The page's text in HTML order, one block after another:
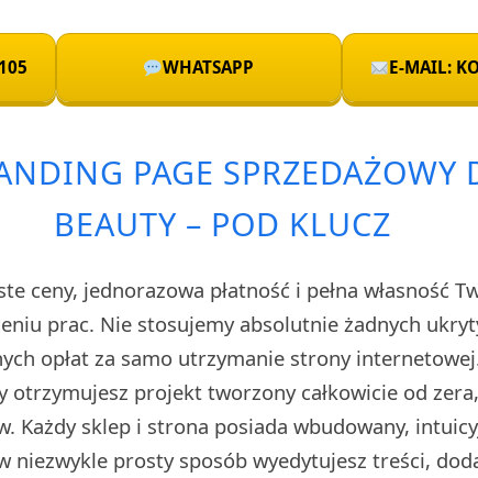
WHATSAPP E-MAIL:
PAGE SPRZEDAŻOWY
BEAUTY – POD KLUCZ
ceny, jednorazowa płatność i pełna własność
prac. Nie stosujemy absolutnie żadnych
opłat za samo utrzymanie strony
otrzymujesz projekt tworzony całkowicie od
Każdy sklep i strona posiada wbudowany,
niezwykle prosty sposób wyedytujesz treści,